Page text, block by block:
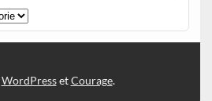
WordPressetCourage.